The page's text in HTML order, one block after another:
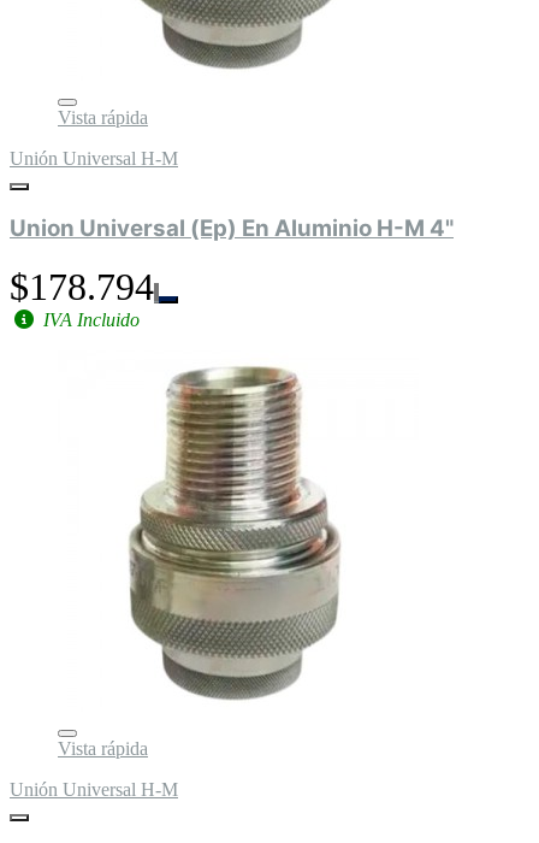
Vista rápida
Unión Universal H-M
Union Universal (Ep) En Aluminio H-M 4"
$178.794
IVA Incluido
Vista rápida
Unión Universal H-M